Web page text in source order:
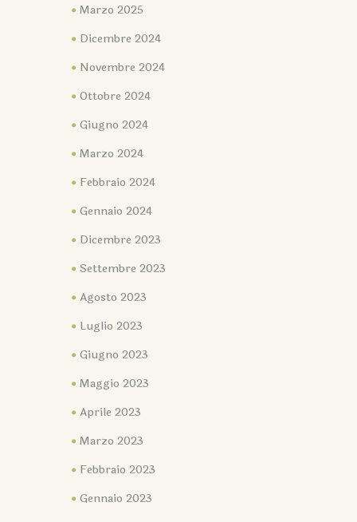
Marzo 2025
Dicembre 2024
Novembre 2024
Ottobre 2024
Giugno 2024
Marzo 2024
Febbraio 2024
Gennaio 2024
Dicembre 2023
Settembre 2023
Agosto 2023
Luglio 2023
Giugno 2023
Maggio 2023
Aprile 2023
Marzo 2023
Febbraio 2023
Gennaio 2023